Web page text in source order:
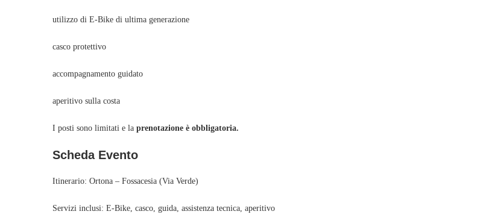
utilizzo di E‑Bike di ultima generazione
casco protettivo
accompagnamento guidato
aperitivo sulla costa
I posti sono limitati e la prenotazione è obbligatoria.
Scheda Evento
Itinerario: Ortona – Fossacesia (Via Verde)
Servizi inclusi: E‑Bike, casco, guida, assistenza tecnica, aperitivo